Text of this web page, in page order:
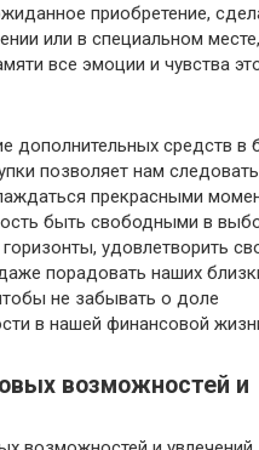
приобретение,
или в специальном
все эмоции и чувства
дополнительных средств в
позволяет нам
прекрасными
быть свободными в
удовлетворить
порадовать наших
не забывать о доле
в нашей финансовой
возможностей и